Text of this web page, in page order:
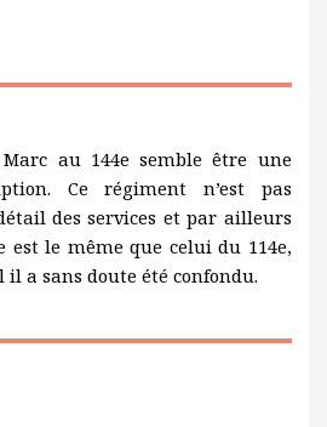
au 144e semble être une
Ce régiment n’est pas
des services et par ailleurs
le même que celui du 114e,
a sans doute été confondu.